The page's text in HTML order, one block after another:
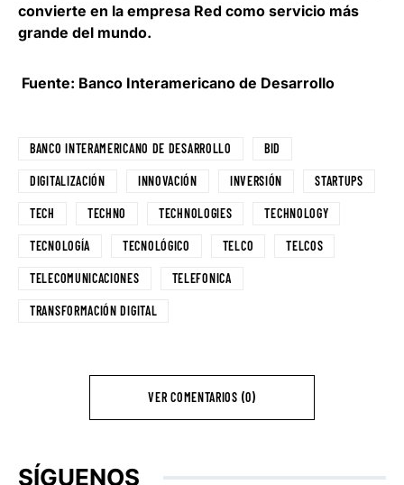
convierte en la empresa Red como servicio más
grande del mundo.
Fuente: Banco Interamericano de Desarrollo
BANCO INTERAMERICANO DE DESARROLLO BID
DIGITALIZACIÓN INNOVACIÓN INVERSIÓN STARTUPS
TECH TECHNO TECHNOLOGIES TECHNOLOGY
TECNOLOGÍA TECNOLÓGICO TELCO TELCOS
TELECOMUNICACIONES TELEFONICA
TRANSFORMACIÓN DIGITAL
VER COMENTARIOS (0)
SÍGUENOS